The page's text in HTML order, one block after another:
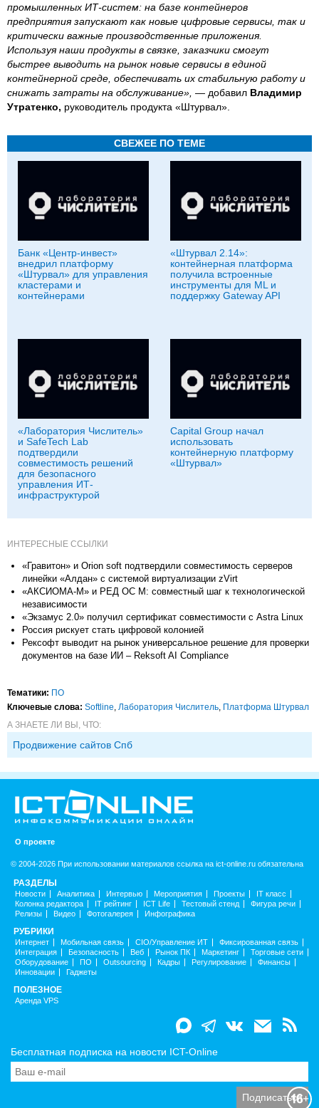
промышленных ИТ-систем: на базе контейнеров
предприятия запускают как новые цифровые сервисы, так и
критически важные производственные приложения.
Используя наши продукты в связке, заказчики смогут
быстрее выводить на рынок новые сервисы в единой
контейнерной среде, обеспечивать их стабильную работу и
снижать затраты на обслуживание», — добавил Владимир
Утратенко, руководитель продукта «Штурвал».
СВЕЖЕЕ ПО ТЕМЕ
Банк «Центр-инвест»
внедрил платформу
«Штурвал» для управления
кластерами и
контейнерами
«Штурвал 2.14»:
контейнерная платформа
получила встроенные
инструменты для ML и
поддержку Gateway API
«Лаборатория Числитель»
и SafeTech Lab
подтвердили
совместимость решений
для безопасного
управления ИТ-
инфраструктурой
Capital Group начал
использовать
контейнерную платформу
«Штурвал»
ИНТЕРЕСНЫЕ ССЫЛКИ
«Гравитон» и Orion soft подтвердили совместимость серверов
линейки «Алдан» с системой виртуализации zVirt
«АКСИОМА-М» и РЕД ОС М: совместный шаг к технологической
независимости
«Экзамус 2.0» получил сертификат совместимости с Astra Linux
Россия рискует стать цифровой колонией
Рексофт выводит на рынок универсальное решение для проверки
документов на базе ИИ – Reksoft AI Compliance
Тематики: ПО
Ключевые слова: Softline, Лаборатория Числитель, Платформа Штурвал
А ЗНАЕТЕ ЛИ ВЫ, ЧТО:
Продвижение сайтов Спб
О проекте
© 2004-2026 При использовании материалов ссылка на ict-online.ru обязательна
РАЗДЕЛЫ
Новости Аналитика Интервью Мероприятия Проекты
IT класс
Колонка редактора
IT рейтинг ICT Life Тестовый стенд
Фигура речи
Релизы
Видео Фотогалерея Инфографика
РУБРИКИ
Интернет Мобильная связь CIO/Управление ИТ
Фиксированная связь
Интеграция
Безопасность Веб Рынок ПК Маркетинг
Торговые сети
Оборудование
ПО Outsourcing Кадры Регулирование
Финансы
Инновации
Гаджеты
ПОЛЕЗНОЕ
Аренда VPS
Бесплатная подписка на новости ICT-Online